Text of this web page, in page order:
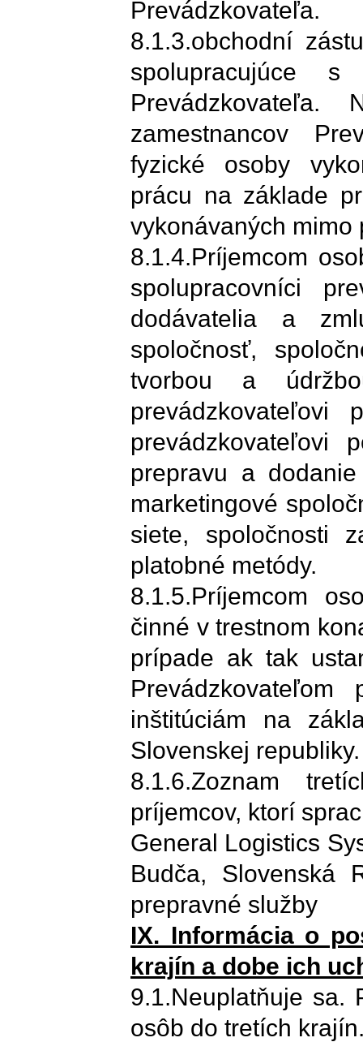
Prevádzkovateľa.
8.1.3.obchodní
spolupracujúce
zamestnancov
fyzické osoby
prácu na základe
vykonávaných mimo
8.1.4.Príjemcom
spolupracovníci
dodávatelia a
spoločnosť,
tvorbou a
prevádzkovateľovi
prevádzkovateľovi
prepravu a
marketingové
siete, spoločnosti
platobné metódy.
8.1.5.Príjemcom
činné v trestnom
prípade ak tak
inštitúciám na
Slovenskej republiky.
8.1.6.Zoznam
príjemcov, ktorí
General Logistics
Budča, Slovenská
prepravné služby
IX. Informácia o
krajín a dobe ich
9.1.Neuplatňuje sa.
osôb do tretích